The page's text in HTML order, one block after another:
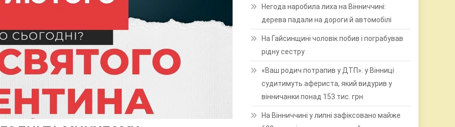
Негода наробила лиха на Вінниччині:
дерева падали на дороги й автомобілі
На Гайсинщині чоловік побив і пограбував
рідну сестру
«Ваш родич потрапив у ДТП»: у Вінниці
судитимуть афериста, який видурив у
вінничанки понад 153 тис. грн
На Вінниччині у липні зафіксовано майже